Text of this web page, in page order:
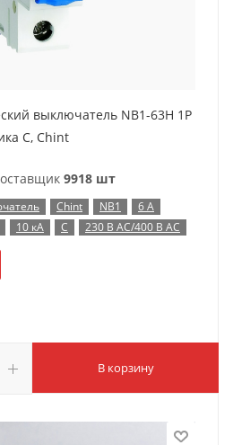
выключатель NB1-63H 1P
C, Chint
9918 шт
Chint NB1
6 А
10 кА C 230 В AC/400 В AC
В корзину